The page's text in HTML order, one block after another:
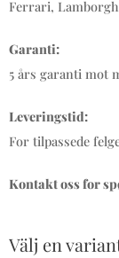
Ferrari,
Garanti:
5 års garanti mot
Leveringstid:
For tilpassede
Kontakt oss for
Välj en